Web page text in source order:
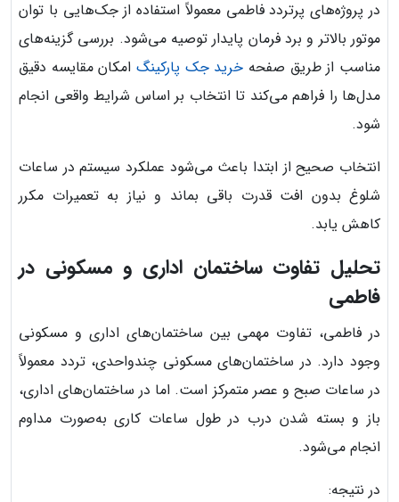
در پروژه‌های پرتردد فاطمی معمولاً استفاده از جک‌هایی با توان
موتور بالاتر و برد فرمان پایدار توصیه می‌شود. بررسی گزینه‌های
مناسب از طریق صفحه خرید جک پارکینگ امکان مقایسه دقیق
مدل‌ها را فراهم می‌کند تا انتخاب بر اساس شرایط واقعی انجام
شود.
انتخاب صحیح از ابتدا باعث می‌شود عملکرد سیستم در ساعات
شلوغ بدون افت قدرت باقی بماند و نیاز به تعمیرات مکرر
کاهش یابد.
تحلیل تفاوت ساختمان اداری و مسکونی در
فاطمی
در فاطمی، تفاوت مهمی بین ساختمان‌های اداری و مسکونی
وجود دارد. در ساختمان‌های مسکونی چندواحدی، تردد معمولاً
در ساعات صبح و عصر متمرکز است. اما در ساختمان‌های اداری،
باز و بسته شدن درب در طول ساعات کاری به‌صورت مداوم
انجام می‌شود.
در نتیجه: